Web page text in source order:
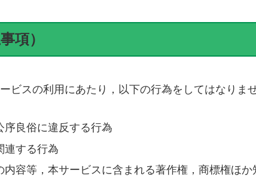
項）
ビスの利用にあたり，以下の行為をしてはなりませ
序良俗に違反する行為
連する行為
内容等，本サービスに含まれる著作権，商標権ほ